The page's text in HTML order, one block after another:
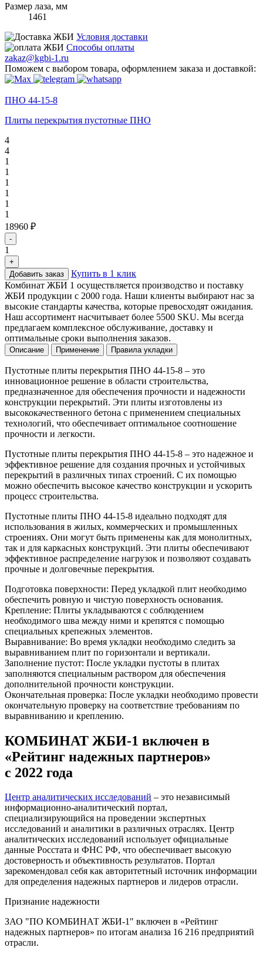
Размер лаза, мм
1461
Условия доставки
Способы оплаты
zakaz@kgbi-1.ru
Поможем с выбором товара, оформлением заказа и доставкой:
ПНО 44-15-8
Плиты перекрытия пустотные ПНО
4
4
1
1
1
1
1
1
18960 ₽
-
1
+
Добавить заказ
Купить в 1 клик
Комбинат ЖБИ 1 осуществляется производство и поставку
ЖБИ продукции с 2000 года. Наши клиенты выбирают нас за
высокие стандарты качества, которые превосходят ожидания.
Наш ассортимент насчитывает более 5500 SKU. Мы всегда
предлагаем комплексное обслуживание, доставку и
оптимальные сроки выполнения заказов.
Описание Применение Правила укладки
Пустотные плиты перекрытия ПНО 44-15-8 – это
инновационное решение в области строительства,
предназначенное для обеспечения прочности и надежности
конструкции перекрытий. Эти плиты изготовлены из
высококачественного бетона с применением специальных
технологий, что обеспечивает оптимальное соотношение
прочности и легкости.
Пустотные плиты перекрытия ПНО 44-15-8 – это надежное и
эффективное решение для создания прочных и устойчивых
перекрытий в различных типах строений. С их помощью
можно обеспечить высокое качество конструкции и ускорить
процесс строительства.
Пустотные плиты ПНО 44-15-8 идеально подходят для
использования в жилых, коммерческих и промышленных
строениях. Они могут быть применены как для монолитных,
так и для каркасных конструкций. Эти плиты обеспечивают
эффективное распределение нагрузок и позволяют создавать
прочные и долговечные перекрытия.
Подготовка поверхности: Перед укладкой плит необходимо
обеспечить ровную и чистую поверхность основания.
Крепление: Плиты укладываются с соблюдением
необходимого шва между ними и крепятся с помощью
специальных крепежных элементов.
Выравнивание: Во время укладки необходимо следить за
выравниванием плит по горизонтали и вертикали.
Заполнение пустот: После укладки пустоты в плитах
заполняются специальным раствором для обеспечения
дополнительной прочности конструкции.
Окончательная проверка: После укладки необходимо провести
окончательную проверку на соответствие требованиям по
выравниванию и креплению.
КОМБИНАТ ЖБИ-1 включен в
«Рейтинг надежных партнеров»
с 2022 года
Центр аналитических исследований – это независимый
информационно-аналитический портал,
специализирующийся на проведении экспертных
исследований и аналитики в различных отраслях. Центр
аналитических исследований использует официальные
данные Росстата и ФНС РФ, что обеспечивает высокую
достоверность и объективность результатов. Портал
зарекомендовал себя как авторитетный источник информации
для определения надежных партнеров и лидеров отрасли.
Признание надежности
ЗАО "ПО КОМБИНАТ ЖБИ-1" включен в «Рейтинг
надежных партнеров» по итогам анализа 16 216 предприятий
отрасли.